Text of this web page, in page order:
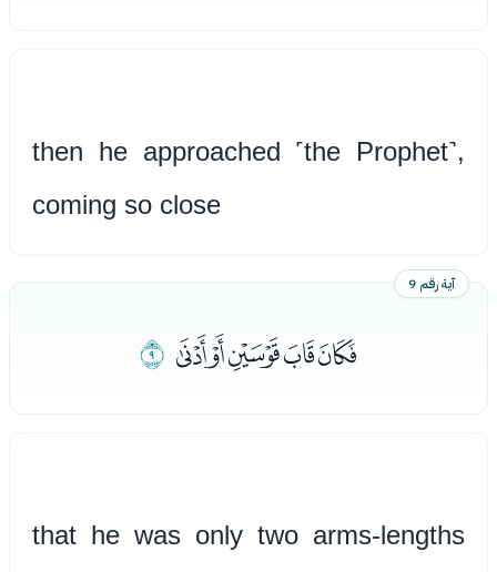
then he approached ˹the Prophet˺,
coming so close
آية رقم 9
ﭶﭷﭸﭹﭺ ﭻ
that he was only two arms-lengths